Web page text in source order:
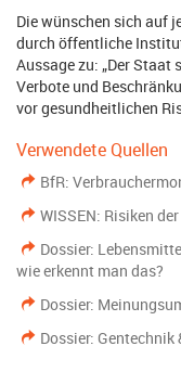
Die wünschen sich auf
durch öffentliche
Aussage zu: „Der
Verbote und
vor gesundheitlichen
Verwendete Quellen
BfR:
WISSEN: Risiken
Dossier:
wie erkennt man das?
Dossier:
Dossier: